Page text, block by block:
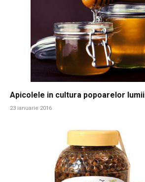
Apicolele in cultura popoarelor lumii
23 ianuarie 2016